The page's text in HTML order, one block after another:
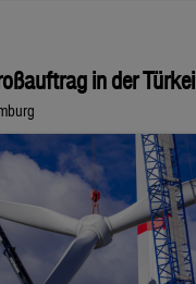
in der Türkei